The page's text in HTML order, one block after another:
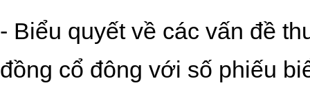
- Biểu quyết về các vấn đề
đồng cổ đông với số phiếu